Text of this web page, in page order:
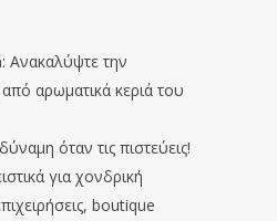
Ανακαλύψτε την
αρωματικά κεριά του
όταν τις πιστεύεις!
για χονδρική
boutique